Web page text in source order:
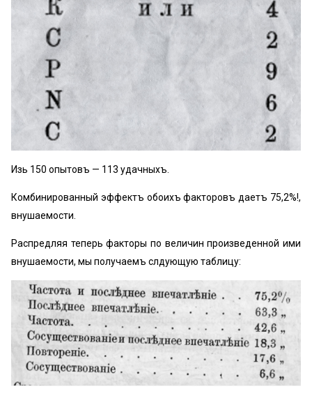
Изь 150 опытовъ — 113 удачныхъ.
Комбинированный эффектъ обоихъ факторовъ даетъ 75,2%!,
внушаемости.
Распредѣляя теперь факторы по величинѣ произведенной ими
внушаемости, мы получаемъ слѣдующую таблицу: